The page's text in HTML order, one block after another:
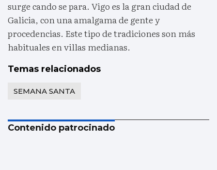
surge cando se para. Vigo es la gran ciudad de
Galicia, con una amalgama de gente y
procedencias. Este tipo de tradiciones son más
habituales en villas medianas.
Temas relacionados
SEMANA SANTA
Contenido patrocinado